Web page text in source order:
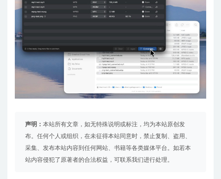
声明： 本站所有文章，如无特殊说明或标注，均为本站原创发
布。任何个人或组织，在未征得本站同意时，禁止复制、盗用、
采集、发布本站内容到任何网站、书籍等各类媒体平台。如若本
站内容侵犯了原著者的合法权益，可联系我们进行处理。